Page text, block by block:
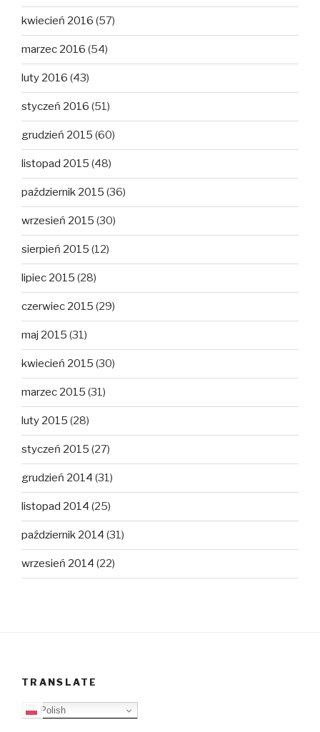
kwiecień 2016 (57)
marzec 2016 (54)
luty 2016 (43)
styczeń 2016 (51)
grudzień 2015 (60)
listopad 2015 (48)
październik 2015 (36)
wrzesień 2015 (30)
sierpień 2015 (12)
lipiec 2015 (28)
czerwiec 2015 (29)
maj 2015 (31)
kwiecień 2015 (30)
marzec 2015 (31)
luty 2015 (28)
styczeń 2015 (27)
grudzień 2014 (31)
listopad 2014 (25)
październik 2014 (31)
wrzesień 2014 (22)
TRANSLATE
Polish